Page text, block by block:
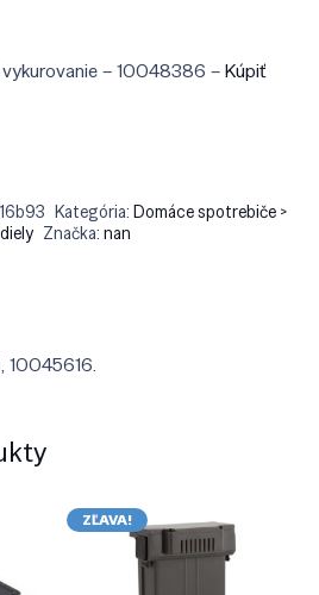
vykurovanie – 10048386 –Kúpiť
Kategória:Domáce spotrebiče >
Značka:nan
10045616.
ZĽAVA!